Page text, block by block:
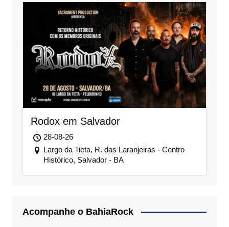
Rodox em Salvador
28-08-26
Largo da Tieta, R. das Laranjeiras - Centro
Histórico, Salvador - BA
Acompanhe o BahiaRock